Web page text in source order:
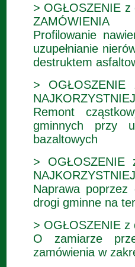
> OGŁOSZENIE z
ZAMÓWIENIA
Profilowanie
uzupełnianie
destruktem
>
Remont
gminnych przy
bazaltowych
>
Naprawa
drogi gminne na
> OGŁOSZENIE z
O zamiarze
zamówienia w